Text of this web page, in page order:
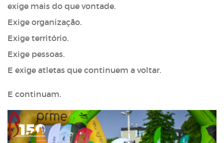
exige mais do que vontade.
Exige organização.
Exige território.
Exige pessoas.
E exige atletas que continuem a voltar.
E continuam.